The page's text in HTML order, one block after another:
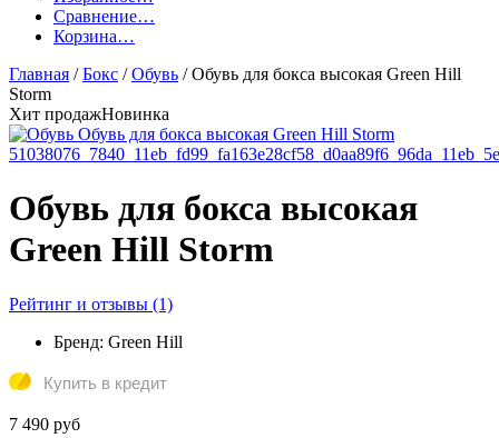
Сравнение…
Корзина…
Главная /Бокс /Обувь /Обувь для бокса высокая Green Hill
Storm
Хит продажНовинка
Обувь для бокса высокая
Green Hill Storm
Рейтинг и отзывы (1)
Бренд: Green Hill
Купить в кредит
7 490 руб